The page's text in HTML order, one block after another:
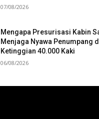
07/08/2026
Mengapa Presurisasi Kabin
Menjaga Nyawa Penumpang
Ketinggian 40.000 Kaki
06/08/2026